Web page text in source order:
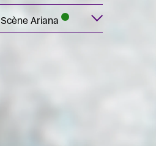
Scène Ariana